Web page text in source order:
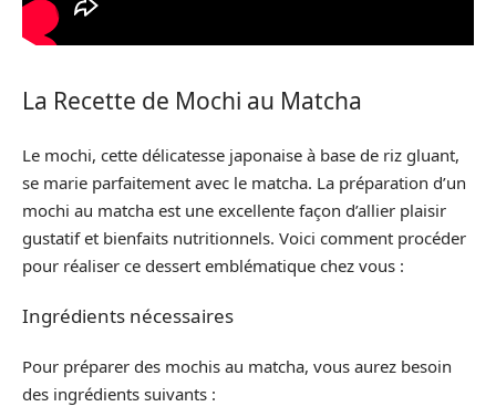
La Recette de Mochi au Matcha
Le mochi, cette délicatesse japonaise à base de riz gluant,
se marie parfaitement avec le matcha. La préparation d’un
mochi au matcha est une excellente façon d’allier plaisir
gustatif et bienfaits nutritionnels. Voici comment procéder
pour réaliser ce dessert emblématique chez vous :
Ingrédients nécessaires
Pour préparer des mochis au matcha, vous aurez besoin
des ingrédients suivants :